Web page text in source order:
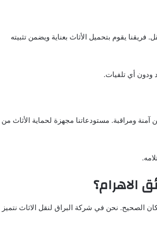
فريقنا يقوم بتحميل الأثاث بعناية ويضمن تثبيته
ودون أي تلفيات.
ومراقبة. مستودعاتنا مجهزة لحماية الأثاث من
الاهرام؟
الصحيح. نحن في شركة البراق لنقل الاثاث نتميز